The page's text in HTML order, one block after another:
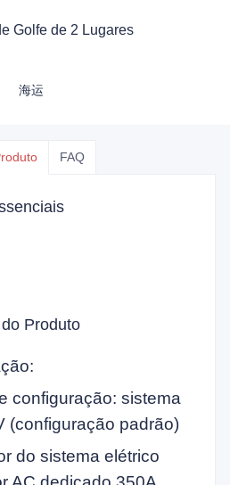
Golfe de 2 Lugares
海运
FAQ
Produto
configuração: sistema
(configuração padrão)
do sistema elétrico